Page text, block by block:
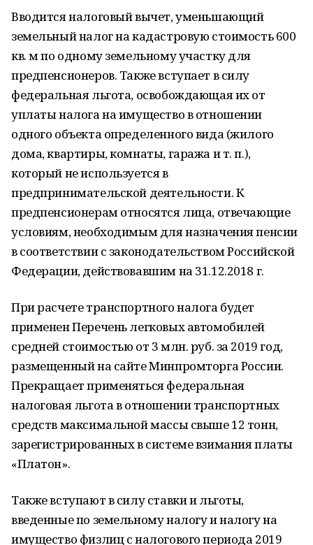
Вводится налоговый вычет, уменьшающий
земельный налог на кадастровую стоимость 600
кв. м по одному земельному участку для
предпенсионеров. Также вступает в силу
федеральная льгота, освобождающая их от
уплаты налога на имущество в отношении
одного объекта определенного вида (жилого
дома, квартиры, комнаты, гаража и т. п.),
который не используется в
предпринимательской деятельности. К
предпенсионерам относятся лица, отвечающие
условиям, необходимым для назначения пенсии
в соответствии с законодательством Российской
Федерации, действовавшим на 31.12.2018 г.
При расчете транспортного налога будет
применен Перечень легковых автомобилей
средней стоимостью от 3 млн. руб. за 2019 год,
размещенный на сайте Минпромторга России.
Прекращает применяться федеральная
налоговая льгота в отношении транспортных
средств максимальной массы свыше 12 тонн,
зарегистрированных в системе взимания платы
«Платон».
Также вступают в силу ставки и льготы,
введенные по земельному налогу и налогу на
имущество физлиц с налогового периода 2019